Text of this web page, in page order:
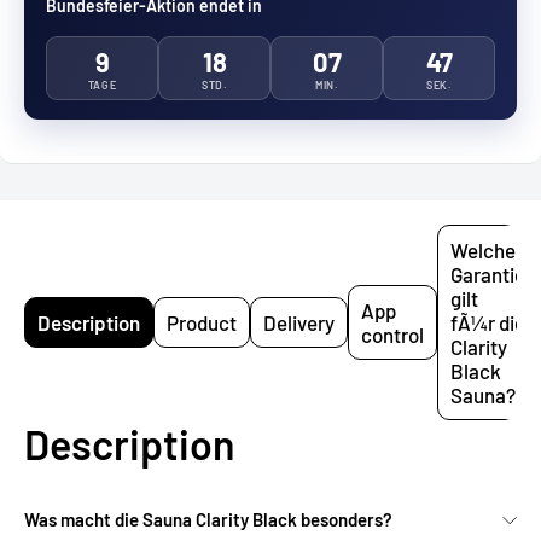
Bundesfeier-Aktion endet in
9
TAGE
18
STD.
07
MIN.
46
SEK.
Description Product Delivery
App
control
Welche
Garantie
gilt
fÃ¼r die
Clarity
Black
Sauna?
Description
Was macht die Sauna Clarity Black besonders?